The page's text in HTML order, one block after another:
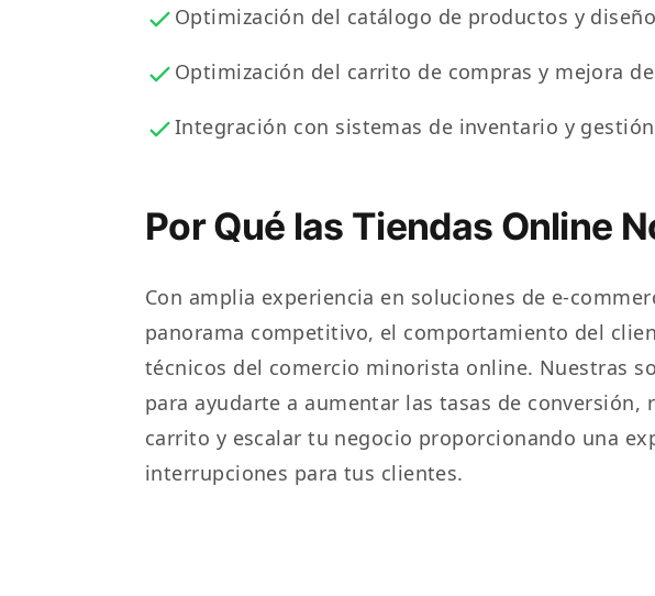
Optimización del catálogo de productos y
Optimización del carrito de compras y mejora
Integración con sistemas de inventario y
Por Qué las Tiendas Online
Con amplia experiencia en soluciones de e-
panorama competitivo, el comportamiento del
técnicos del comercio minorista online. Nuestras
para ayudarte a aumentar las tasas de conversión,
carrito y escalar tu negocio proporcionando una
interrupciones para tus clientes.